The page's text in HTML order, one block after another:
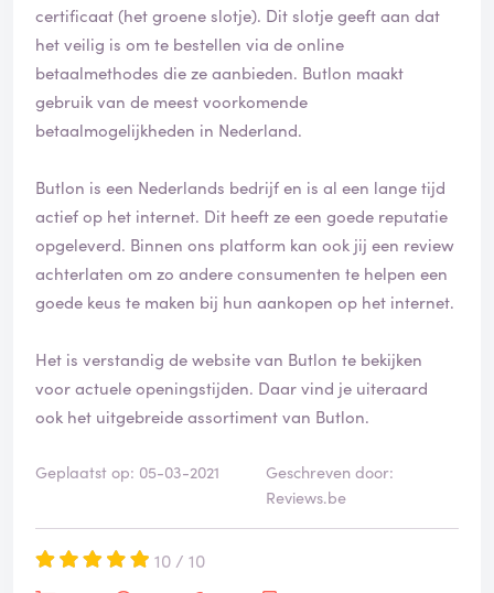
certificaat (het groene slotje). Dit slotje geeft aan dat
het veilig is om te bestellen via de online
betaalmethodes die ze aanbieden. Butlon maakt
gebruik van de meest voorkomende
betaalmogelijkheden in Nederland.
Butlon is een Nederlands bedrijf en is al een lange tijd
actief op het internet. Dit heeft ze een goede reputatie
opgeleverd. Binnen ons platform kan ook jij een review
achterlaten om zo andere consumenten te helpen een
goede keus te maken bij hun aankopen op het internet.
Het is verstandig de website van Butlon te bekijken
voor actuele openingstijden. Daar vind je uiteraard
ook het uitgebreide assortiment van Butlon.
Geplaatst op: 05-03-2021
Geschreven door:
Reviews.be
10 / 10